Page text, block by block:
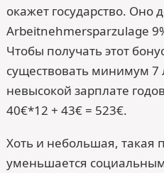
окажет государство. Оно
Arbeitnehmersparzulage
Чтобы получать этот
существовать минимум 7
невысокой зарплате
40€*12 + 43€ = 523€.
Хоть и небольшая,
уменьшается